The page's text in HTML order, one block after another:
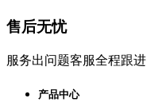
售后无忧
服务出问题客服全程跟进
产品中心